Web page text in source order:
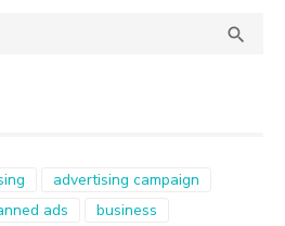

advertising campaign
ads
business